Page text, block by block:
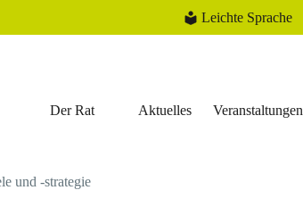
Leichte Sprache
Der Rat Aktuelles Veranstaltungen
und -strategie